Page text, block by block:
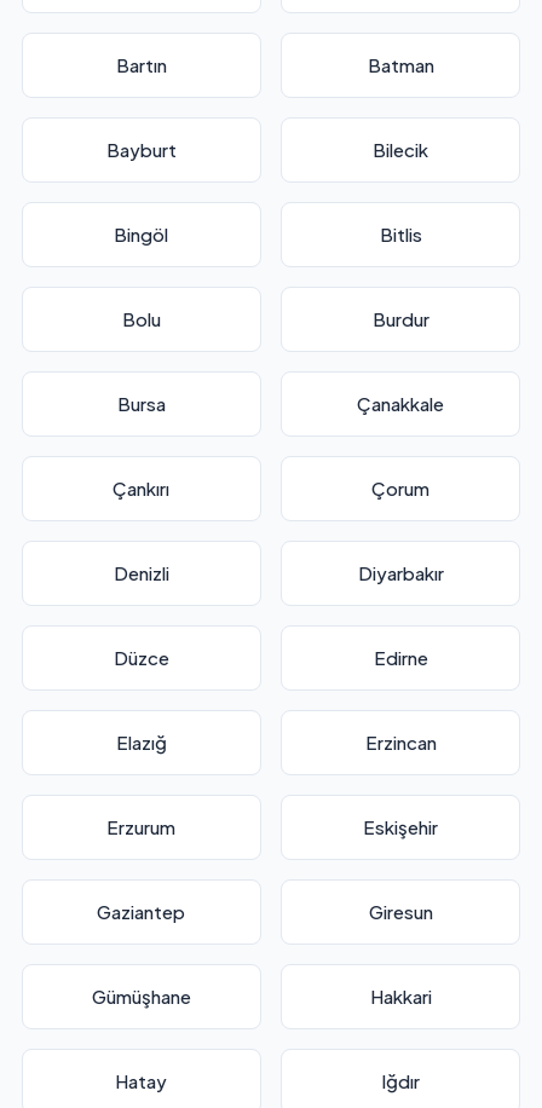
Bartın Batman
Bayburt Bilecik
Bingöl Bitlis
Bolu Burdur
Bursa Çanakkale
Çankırı Çorum
Denizli Diyarbakır
Düzce Edirne
Elazığ Erzincan
Erzurum Eskişehir
Gaziantep Giresun
Gümüşhane Hakkari
Hatay Iğdır